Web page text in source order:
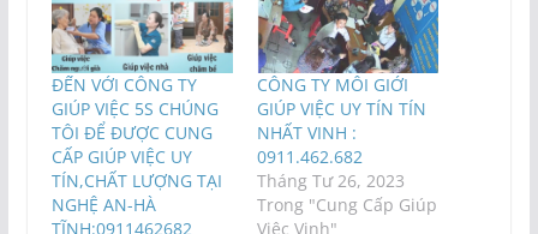
ĐẾN VỚI CÔNG TY
GIÚP VIỆC 5S CHÚNG
TÔI ĐỂ ĐƯỢC CUNG
CẤP GIÚP VIỆC UY
TÍN,CHẤT LƯỢNG TẠI
NGHỆ AN-HÀ
TĨNH:0911462682
CÔNG TY MÔI GIỚI
GIÚP VIỆC UY TÍN TÍN
NHẤT VINH :
0911.462.682
Tháng Tư 26, 2023
Trong "Cung Cấp Giúp
Việc Vinh"